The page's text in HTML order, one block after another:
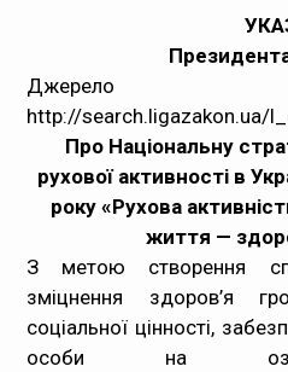
Статистика
Документи
Контакти
Джерело
http://search.ligazakon.ua/
Про Національну
рухової активності в
року «Рухова
життя —
З метою створення
зміцнення здоров’я
соціальної цінності,
особи на